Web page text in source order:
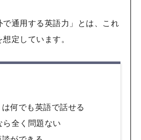
で通用する英語力」とは、これ
定しています。
は何でも英語で話せる
ら全く問題ない